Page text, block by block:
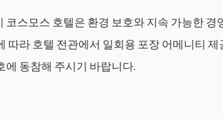
코스모스 호텔은 환경 보호와 지속 가능한
따라 호텔 전관에서 일회용 포장 어메니티
에 동참해 주시기 바랍니다.